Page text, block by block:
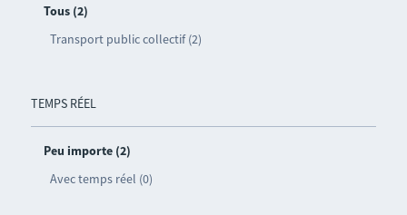
Tous (2)
Transport public collectif (2)
TEMPS RÉEL
Peu importe (2)
Avec temps réel (0)